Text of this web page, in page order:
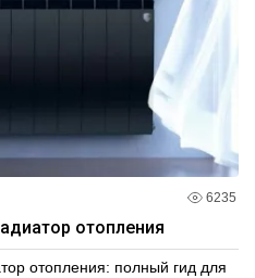
6235
отопления
отопления: полный гид для